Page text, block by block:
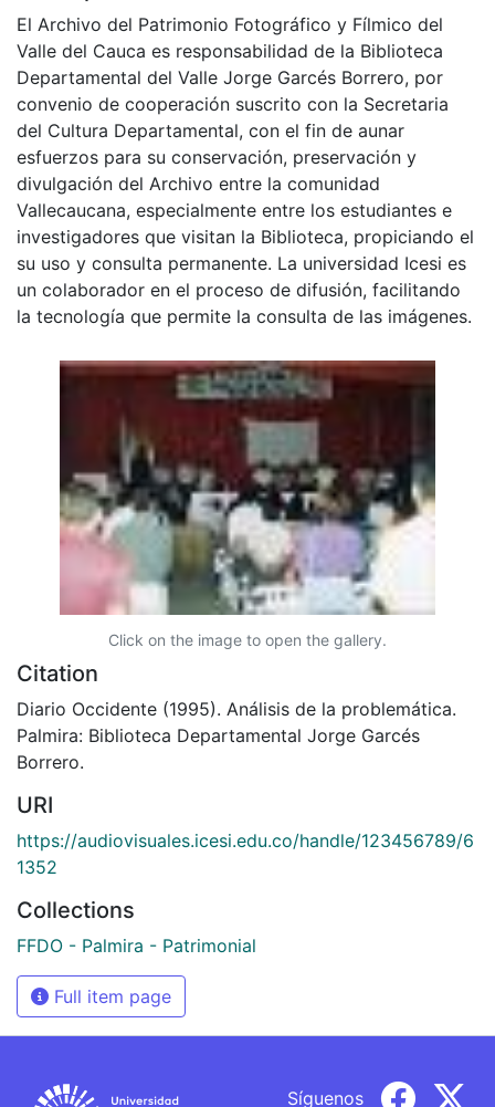
El Archivo del Patrimonio Fotográfico y Fílmico del
Valle del Cauca es responsabilidad de la Biblioteca
Departamental del Valle Jorge Garcés Borrero, por
convenio de cooperación suscrito con la Secretaria
del Cultura Departamental, con el fin de aunar
esfuerzos para su conservación, preservación y
divulgación del Archivo entre la comunidad
Vallecaucana, especialmente entre los estudiantes e
investigadores que visitan la Biblioteca, propiciando el
su uso y consulta permanente. La universidad Icesi es
un colaborador en el proceso de difusión, facilitando
la tecnología que permite la consulta de las imágenes.
Click on the image to open the gallery.
Citation
Diario Occidente (1995). Análisis de la problemática.
Palmira: Biblioteca Departamental Jorge Garcés
Borrero.
URI
https://audiovisuales.icesi.edu.co/handle/123456789/6
1352
Collections
FFDO - Palmira - Patrimonial
Full item page
Síguenos